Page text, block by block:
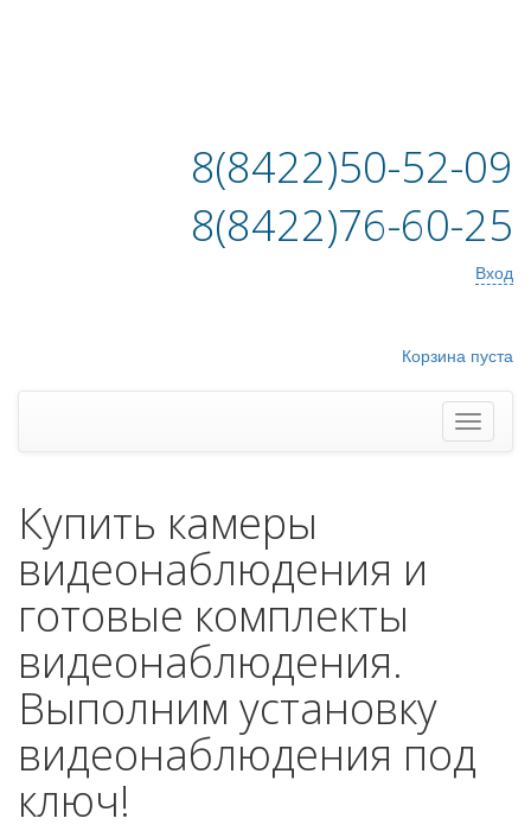
8(8422)50-52-09
8(8422)76-60-25
Вход
Корзина пуста
Купить камеры
видеонаблюдения и
готовые комплекты
видеонаблюдения.
Выполним установку
видеонаблюдения под
ключ!